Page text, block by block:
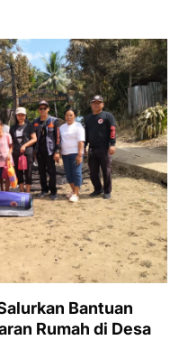
Bantuan
Rumah di Desa